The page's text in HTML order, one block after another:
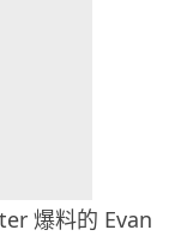
爆料的 Evan